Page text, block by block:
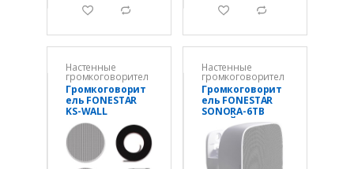
g d g d
Настенные
громкоговорител
и
Громкоговорит
ель FONESTAR
KS-WALL
Настенные
громкоговорител
и
Громкоговорит
ель FONESTAR
SONORA-6TB
БЕЛЫЙ